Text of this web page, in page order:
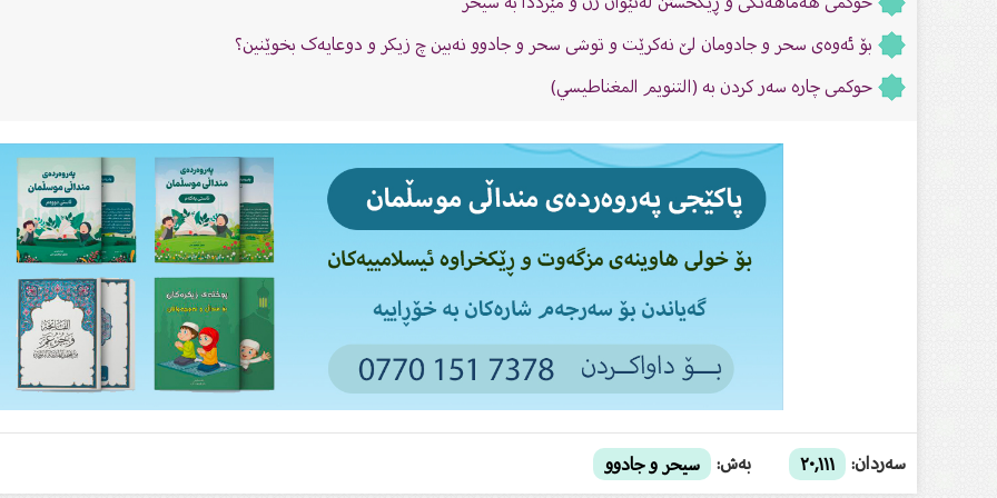
بۆ ئەوەى سحر و جادومان لێ نەکرێت و توشی سحر و جادوو نەبین چ زیکر و دوعایەک بخوێنین؟
حوكمی چارە سەر کردن بە (التنويم المغناطيسي)
سەردان: ٢٠,١١١ بەش: سيحر و جادوو